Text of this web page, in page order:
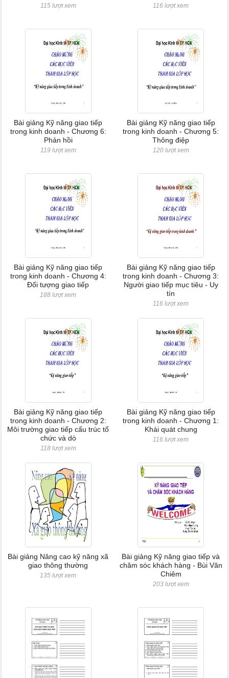
115 lượt xem 116 lượt xem
Bài giảng Kỹ năng giao tiếp
trong kinh doanh - Chương 6:
Phản hồi
119 lượt xem
Bài giảng Kỹ năng giao tiếp
trong kinh doanh - Chương 5:
Thông điệp
120 lượt xem
Bài giảng Kỹ năng giao tiếp
trong kinh doanh - Chương 4:
Đối tượng giao tiếp
188 lượt xem
Bài giảng Kỹ năng giao tiếp
trong kinh doanh - Chương 3:
Người giao tiếp mục tiêu - Uy
tín
116 lượt xem
Bài giảng Kỹ năng giao tiếp
trong kinh doanh - Chương 2:
Môi trường giao tiếp cấu trúc tổ
chức và dò
118 lượt xem
Bài giảng Kỹ năng giao tiếp
trong kinh doanh - Chương 1:
Khái quát chung
116 lượt xem
Bài giảng Nâng cao kỹ năng xã
giao thông thường
135 lượt xem
Bài giảng Kỹ năng giao tiếp và
chăm sóc khách hàng - Bùi Văn
Chiêm
203 lượt xem